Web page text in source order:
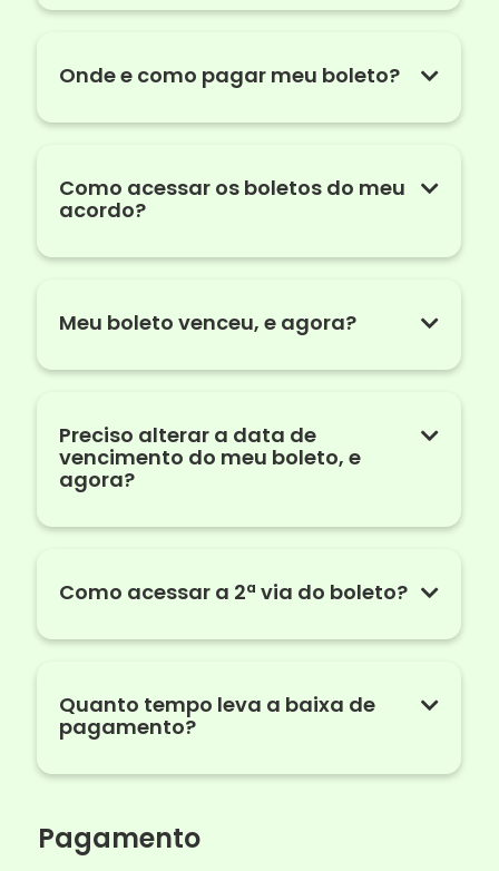
Onde e como pagar meu boleto?
Como acessar os boletos do meu
acordo?
Meu boleto venceu, e agora?
Preciso alterar a data de
vencimento do meu boleto, e
agora?
Como acessar a 2ª via do boleto?
Quanto tempo leva a baixa de
pagamento?
Pagamento